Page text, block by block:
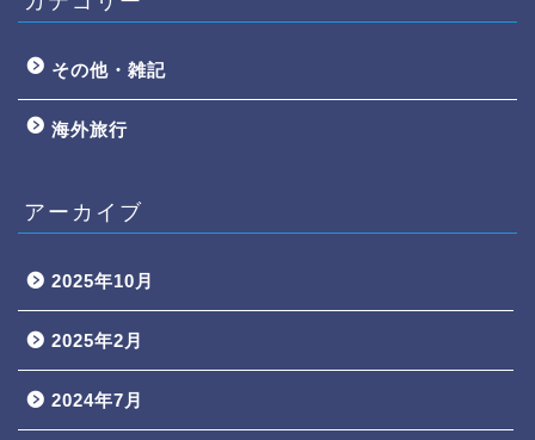
その他・雑記
海外旅行
アーカイブ
2025年10月
2025年2月
2024年7月